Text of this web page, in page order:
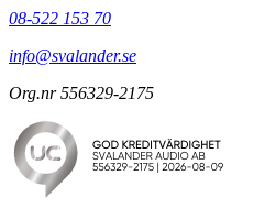
08-522 153 70
info@svalander.se
Org.nr 556329-2175